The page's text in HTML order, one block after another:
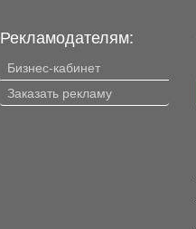
Рекламодателям:
Бизнес-кабинет
Заказать рекламу